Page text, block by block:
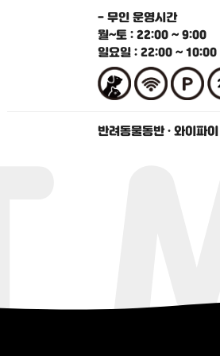
- 무인 운영시간
월~토 : 22:00 ~ 9:00
일요일 : 22:00 ~ 10:00
반려동물동반 · 와이파